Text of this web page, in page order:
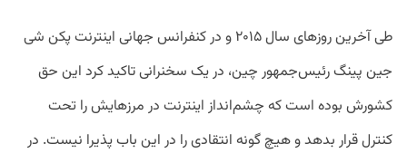
طی آخرین روزهای سال ۲۰۱۵ و در کنفرانس جهانی اینترنت پکن شی
جین پینگ رئیس‌جمهور چین، در یک سخنرانی تاکید کرد این حق
کشورش بوده است که چشم‌انداز اینترنت در مرزهایش را تحت
کنترل قرار بدهد و هیچ گونه انتقادی را در این باب پذیرا نیست. در